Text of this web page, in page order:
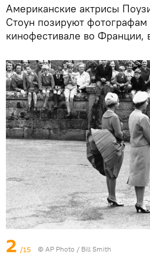
Американские актрисы
Стоун позируют
кинофестивале во Франции,
2 /15 © AP Photo / Bill Smith